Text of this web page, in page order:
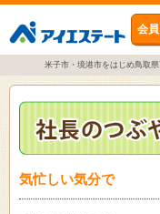
会
米子市・境港市をはじめ鳥取
気忙しい気分で